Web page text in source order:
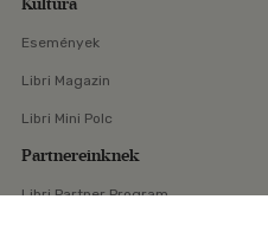
×
Kultúra
Események
Libri Magazin
Libri Mini Polc
Partnereinknek
Libri Partner Program